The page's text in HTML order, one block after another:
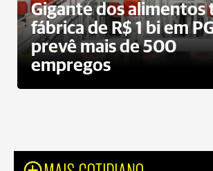
Gigante dos alimentos
fábrica de R$ 1 bi em
prevê mais de 500
empregos